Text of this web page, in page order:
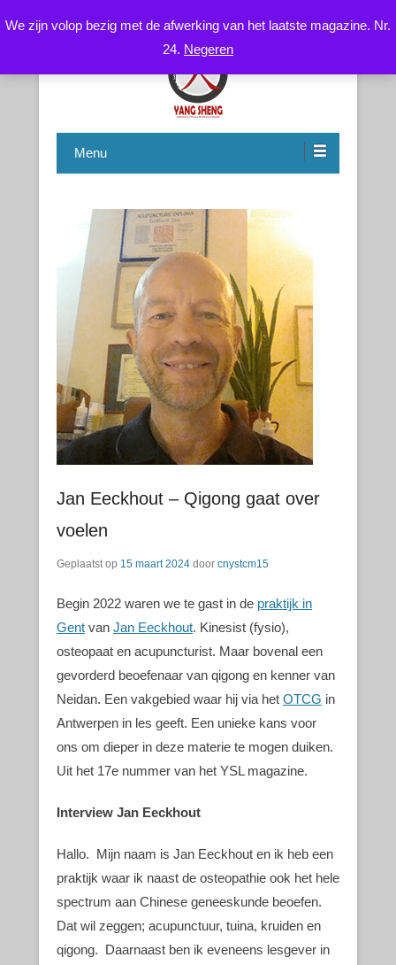
We zijn volop bezig met de afwerking van het laatste magazine. Nr.
24. Negeren
CNYS-TCM
Menu
Jan Eeckhout – Qigong gaat over
voelen
Geplaatst op 15 maart 2024 door cnystcm15
Begin 2022 waren we te gast in de praktijk in
Gent van Jan Eeckhout. Kinesist (fysio),
osteopaat en acupuncturist. Maar bovenal een
gevorderd beoefenaar van qigong en kenner van
Neidan. Een vakgebied waar hij via het OTCG in
Antwerpen in les geeft. Een unieke kans voor
ons om dieper in deze materie te mogen duiken.
Uit het 17e nummer van het YSL magazine.
Interview Jan Eeckhout
Hallo. Mijn naam is Jan Eeckhout en ik heb een
praktijk waar ik naast de osteopathie ook het hele
spectrum aan Chinese geneeskunde beoefen.
Dat wil zeggen; acupunctuur, tuina, kruiden en
qigong. Daarnaast ben ik eveneens lesgever in